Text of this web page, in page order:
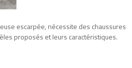
escarpée, nécessite des chaussures
proposés et leurs caractéristiques.